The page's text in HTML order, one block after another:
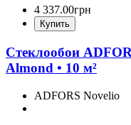
4 337.00грн
Купить
Стеклообои
Almond • 10 м²
ADFORS Novelio